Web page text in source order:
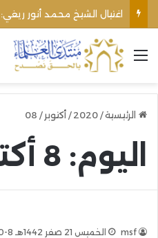
القائمة
الرئيسية/
2020
/ أكتوبر /
08
اليوم: 8 أكتوبر، 2020
msf الخميس 21 صفر 1442هـ 8-10-2020م